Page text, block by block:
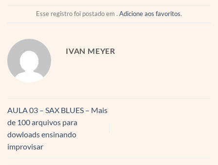
Esse registro foi postado em . Adicione aos favoritos.
IVAN MEYER
AULA 03 – SAX BLUES – Mais
de 100 arquivos para
dowloads ensinando
improvisar